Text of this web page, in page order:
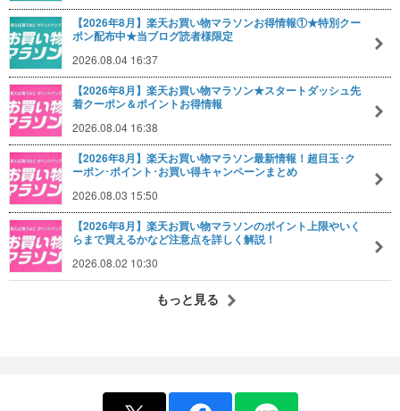
【2026年8月】楽天お買い物マラソンお得情報①★特別クー
ポン配布中★当ブログ読者様限定
2026.08.04 16:37
【2026年8月】楽天お買い物マラソン★スタートダッシュ先
着クーポン＆ポイントお得情報
2026.08.04 16:38
【2026年8月】楽天お買い物マラソン最新情報！超目玉･ク
ーポン･ポイント･お買い得キャンペーンまとめ
2026.08.03 15:50
【2026年8月】楽天お買い物マラソンのポイント上限やいく
らまで買えるかなど注意点を詳しく解説！
2026.08.02 10:30
もっと見る